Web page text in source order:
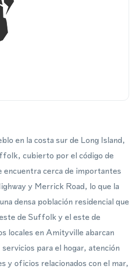
en la costa sur de Long Island,
cubierto por el código de
encuentra cerca de importantes
y Merrick Road, lo que la
densa población residencial que
de Suffolk y el este de
locales en Amityville abarcan
para el hogar, atención
y oficios relacionados con el mar,